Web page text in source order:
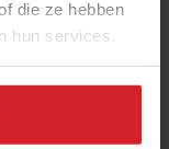
die ze hebben
hun services.
januari 2015| 1 min